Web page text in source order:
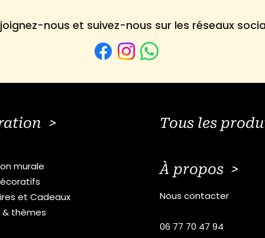
nous et suivez-nous sur les réseaux
>
murale
et Cadeaux
& thèmes
Tous les
À propos >
Nous contacter
06 77 70 47 94